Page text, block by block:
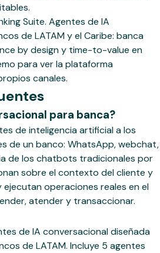
Suite. Agentes de IA
de LATAM y el Caribe: banca
by design y time-to-value en
para ver la plataforma
canales.
para banca?
de inteligencia artificial a los
de un banco: WhatsApp, webchat,
de los chatbots tradicionales por
sobre el contexto del cliente y
operaciones reales en el
atender y transaccionar.
de IA conversacional diseñada
de LATAM. Incluye 5 agentes